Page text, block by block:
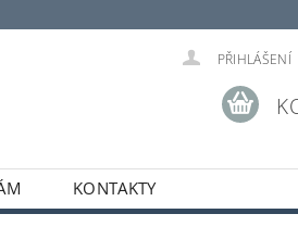
PŘIHLÁŠENÍ
KONTAKTY